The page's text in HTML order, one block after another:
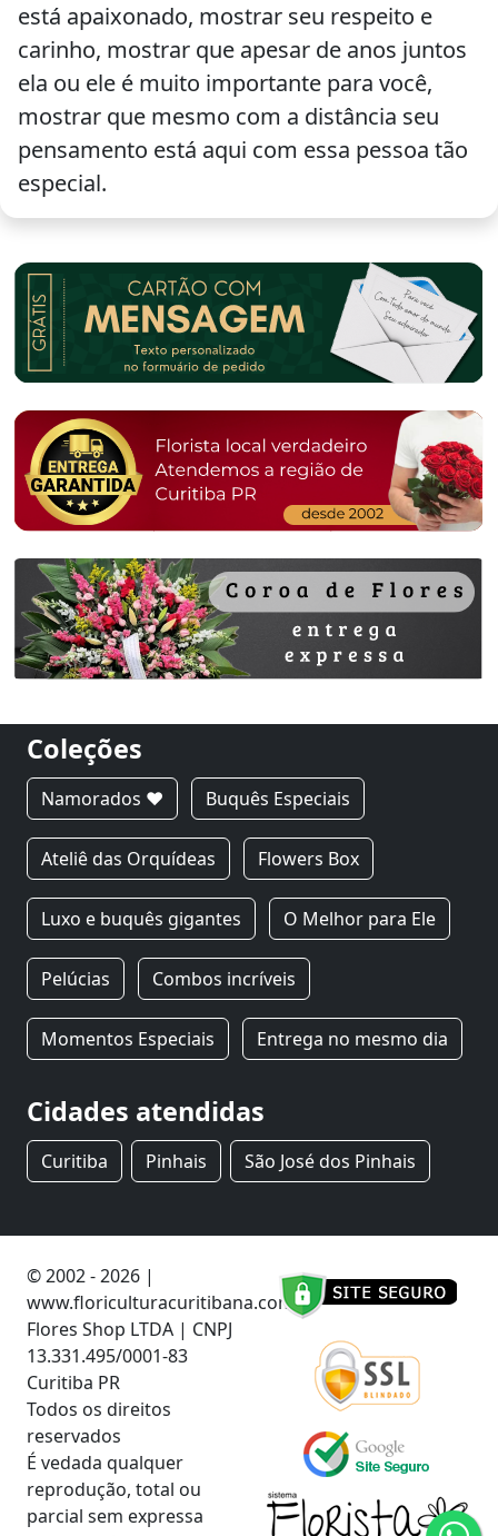
está apaixonado, mostrar seu respeito e
carinho, mostrar que apesar de anos juntos
ela ou ele é muito importante para você,
mostrar que mesmo com a distância seu
pensamento está aqui com essa pessoa tão
especial.
Coleções
Namorados ❤ Buquês Especiais
Ateliê das Orquídeas Flowers Box
Luxo e buquês gigantes O Melhor para Ele
Pelúcias Combos incríveis
Momentos Especiais Entrega no mesmo dia
Cidades atendidas
Curitiba Pinhais São José dos Pinhais
© 2002 - 2026 |
www.floriculturacuritibana.com.br
Flores Shop LTDA | CNPJ
13.331.495/0001-83
Curitiba PR
Todos os direitos
reservados
É vedada qualquer
reprodução, total ou
parcial sem expressa